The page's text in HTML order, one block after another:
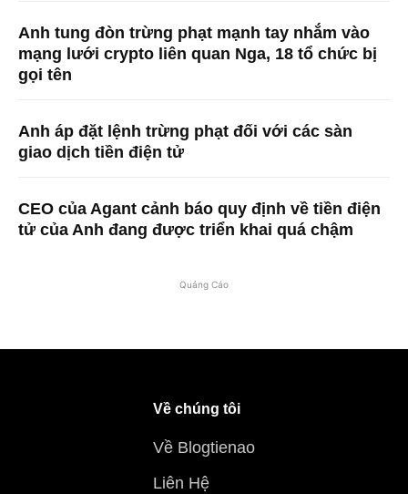
Anh tung đòn trừng phạt mạnh tay nhắm vào
mạng lưới crypto liên quan Nga, 18 tổ chức bị
gọi tên
Anh áp đặt lệnh trừng phạt đối với các sàn
giao dịch tiền điện tử
CEO của Agant cảnh báo quy định về tiền điện
tử của Anh đang được triển khai quá chậm
Quảng Cáo
Về chúng tôi
Về Blogtienao
Liên Hệ